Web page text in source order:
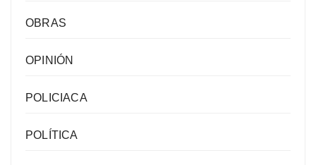
OBRAS
OPINIÓN
POLICIACA
POLÍTICA